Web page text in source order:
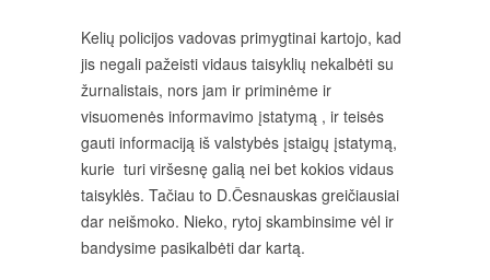
Kelių policijos vadovas primygtinai kartojo, kad
jis negali pažeisti vidaus taisyklių nekalbėti su
žurnalistais, nors jam ir priminėme ir
visuomenės informavimo įstatymą , ir teisės
gauti informaciją iš valstybės įstaigų įstatymą,
kurie turi viršesnę galią nei bet kokios vidaus
taisyklės. Tačiau to D.Česnauskas greičiausiai
dar neišmoko. Nieko, rytoj skambinsime vėl ir
bandysime pasikalbėti dar kartą.